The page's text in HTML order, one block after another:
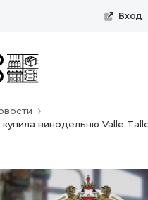
Вход
купила винодельню Valle